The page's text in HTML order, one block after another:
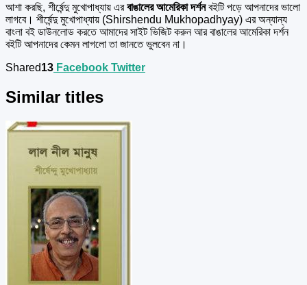
আশা করছি, শীর্ষেন্দু মুখোপাধ্যায় এরবাঙালের আমেরিকা দর্শনবইটি পড়ে আপনাদের ভালো
লাগবে। শীর্ষেন্দু মুখোপাধ্যায় (Shirshendu Mukhopadhyay) এর অন্যান্য
বাংলা বই ডাউনলোড করতে আমাদের সাইট ভিজিট করুন আর বাঙালের আমেরিকা দর্শন
বইটি আপনাদের কেমন লাগলো তা জানতে ভুলবেন না।
Shared13 Facebook Twitter
Similar titles